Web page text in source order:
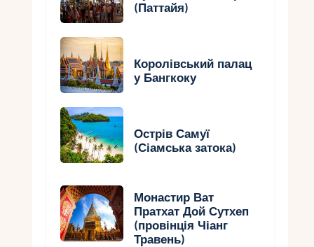
(Паттайя)
Королівський палац
у Бангкоку
Острів Самуї
(Сіамська затока)
Монастир Ват
Пратхат Дой Сутхеп
(провінція Чіанг
Травень)